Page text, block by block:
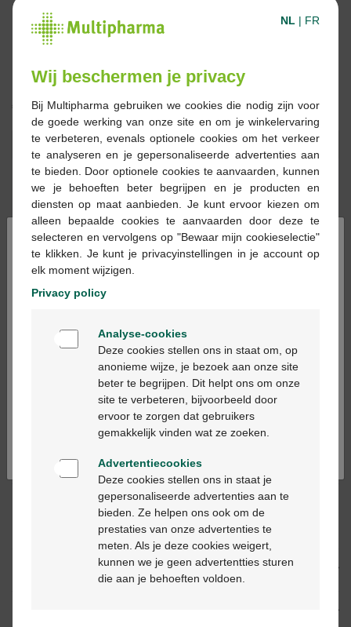
€ 11,45
Bestellen Reserveren
Op voorraad online
- + In winkelmandje
Max. aantal = 12
Op werkdagen vóór 12u besteld, volgende
levering in je Multipharma apotheek
levering thuis vanaf €55
via chat of contactformulier
Productbeschrijving
Enkel bedoeld voor volwassenen met bijzonder hoge
behoeften, op advies van uw arts of apotheker.
×
Bienvenue
Ga verder in het nederlands
Continuez en français
NL | FR
Wij beschermen je privacy
Bij Multipharma gebruiken we cookies die nodig zijn voor
de goede werking van onze site en om je winkelervaring
te verbeteren, evenals optionele cookies om het verkeer
te analyseren en je gepersonaliseerde advertenties aan
te bieden. Door optionele cookies te aanvaarden, kunnen
we je behoeften beter begrijpen en je producten en
diensten op maat aanbieden. Je kunt ervoor kiezen om
alleen bepaalde cookies te aanvaarden door deze te
selecteren en vervolgens op "Bewaar mijn cookieselectie"
te klikken. Je kunt je privacyinstellingen in je account op
elk moment wijzigen.
Privacy policy
Analyse-cookies
Deze cookies stellen ons in staat om, op
anonieme wijze, je bezoek aan onze site
beter te begrijpen. Dit helpt ons om onze
site te verbeteren, bijvoorbeeld door
ervoor te zorgen dat gebruikers
gemakkelijk vinden wat ze zoeken.
Advertentiecookies
Deze cookies stellen ons in staat je
gepersonaliseerde advertenties aan te
bieden. Ze helpen ons ook om de
prestaties van onze advertenties te
meten. Als je deze cookies weigert,
kunnen we je geen advertentties sturen
die aan je behoeften voldoen.